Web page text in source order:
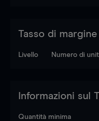
Tasso di margine
Livello Numero di
Informazioni sul
Quantità minima